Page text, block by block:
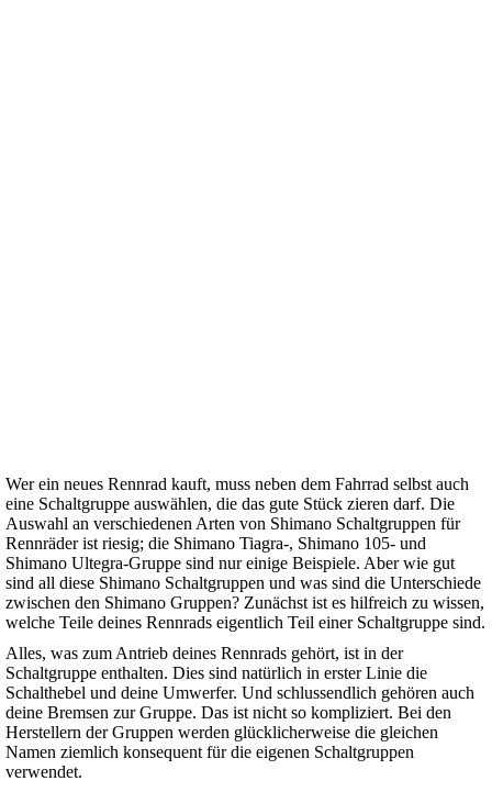
Wer ein neues Rennrad kauft, muss neben dem Fahrrad selbst auch
eine Schaltgruppe auswählen, die das gute Stück zieren darf. Die
Auswahl an verschiedenen Arten von Shimano Schaltgruppen für
Rennräder ist riesig; die Shimano Tiagra-, Shimano 105- und
Shimano Ultegra-Gruppe sind nur einige Beispiele. Aber wie gut
sind all diese Shimano Schaltgruppen und was sind die Unterschiede
zwischen den Shimano Gruppen? Zunächst ist es hilfreich zu wissen,
welche Teile deines Rennrads eigentlich Teil einer Schaltgruppe sind.
Alles, was zum Antrieb deines Rennrads gehört, ist in der
Schaltgruppe enthalten. Dies sind natürlich in erster Linie die
Schalthebel und deine Umwerfer. Und schlussendlich gehören auch
deine Bremsen zur Gruppe. Das ist nicht so kompliziert. Bei den
Herstellern der Gruppen werden glücklicherweise die gleichen
Namen ziemlich konsequent für die eigenen Schaltgruppen
verwendet.